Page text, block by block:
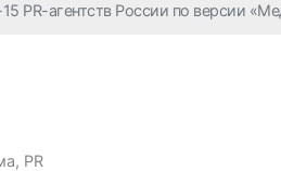
PR-агентств России по версии
PR